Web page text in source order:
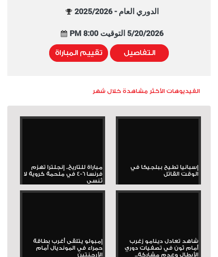
الدوري العام - 2025/2026
5/20/2026 التوقيت 8:00 PM
التفاصيل تقييم المباراة
الفيديوهات الأكثر مشاهدة خلال شهر
إسبانيا تطيح ببلجيكا في
الوقت القاتل
مباراة للتاريخ.. إنجلترا تهزم
فرنسا 6-4 في ملحمة كروية لا
تُنسى
شاهد تعادل دينامو زغرب
أمام ثون في تصفيات دوري
الأبطال وعدم مشاركة...
إمبولو يتلقى أغرب بطاقة
حمراء في المونديال أمام
الأرجنتين